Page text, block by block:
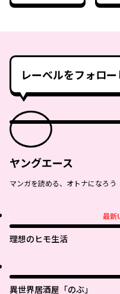
レーベルをフォロー
ヤングエース
マンガを読める、オトナになろう
最新
理想のヒモ生活
異世界居酒屋「のぶ」